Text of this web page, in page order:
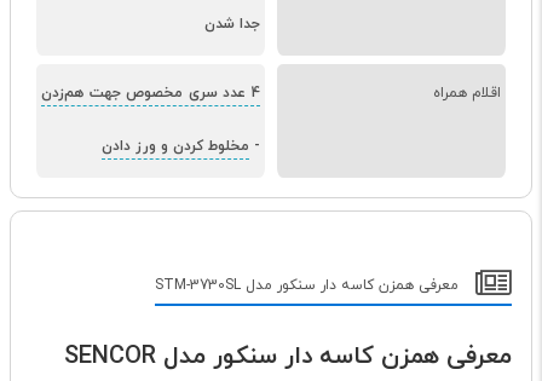
جدا شدن
اقلام همراه 4 عدد سری مخصوص جهت هم‌زدن
- مخلوط کردن و ورز دادن
معرفی همزن کاسه دار سنکور مدل STM-3730SL
معرفی همزن کاسه دار سنکور مدل SENCOR